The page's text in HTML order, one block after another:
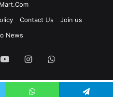
Contact Us
Join us
News
YouTubeInstagramWhatsApp